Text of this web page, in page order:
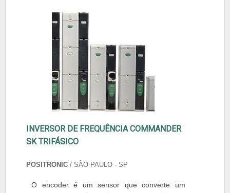
INVERSOR DE FREQUÊNCIA COMMANDER
SK TRIFÁSICO
POSITRONIC / SÃO PAULO - SP
O encoder é um sensor que converte um